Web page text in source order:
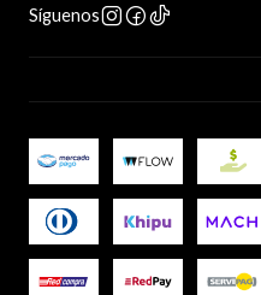
Síguenos